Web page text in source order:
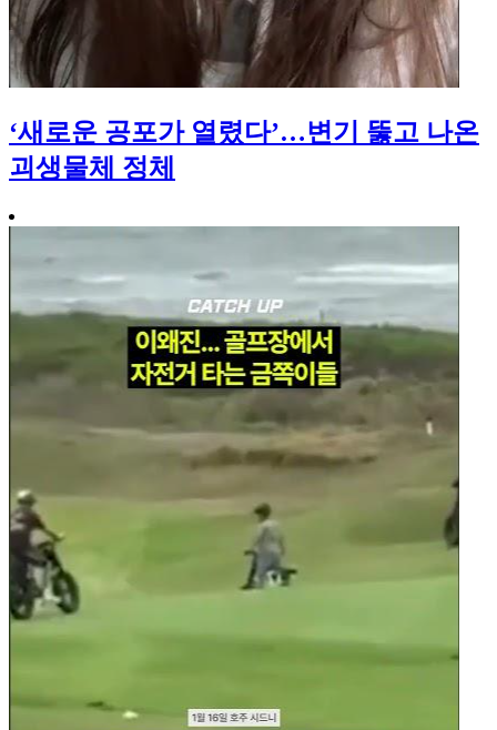
‘새로운 공포가 열렸다’…변기 뚫고 나온
괴생물체 정체